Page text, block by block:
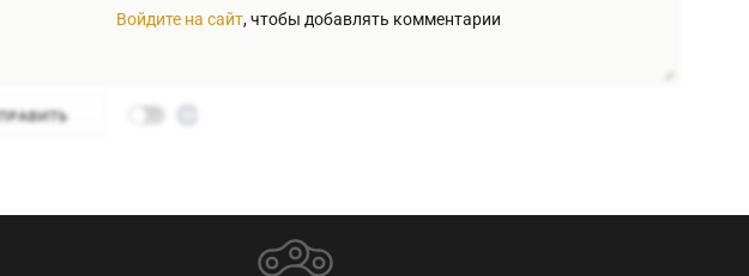
Войдите на сайт, чтобы добавлять комментарии